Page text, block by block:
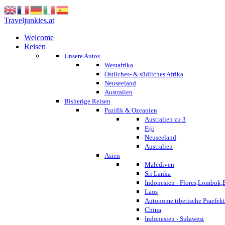
Traveljunkies.at
Welcome
Reisen
Unsere Autos
Westafrika
Östliches- & südliches Afrika
Neuseeland
Australien
Bisherige Reisen
Pazifik & Ozeanien
Australien zu 3
Fiji
Neuseeland
Australien
Asien
Malediven
Sri Lanka
Indonesien -
Laos
Autonome tibetische
China
Indonesien - Sulawesi